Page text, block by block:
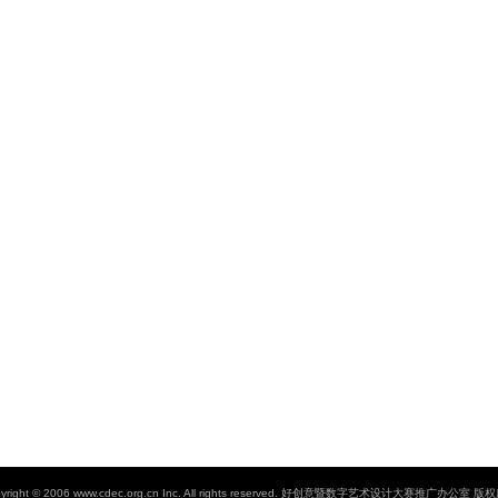
© 2006 www.cdec.org.cn Inc. All rights reserved. 好创意暨数字艺术设计大赛推广办公室 版权